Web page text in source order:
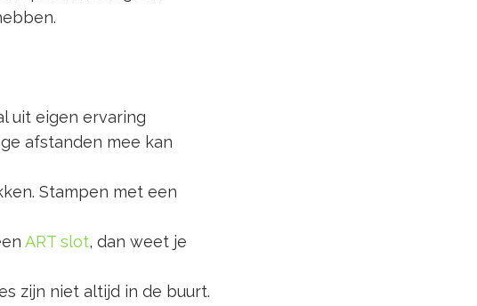
uit eigen ervaring
afstanden mee kan
Stampen met een
ART slot, dan weet je
zijn niet altijd in de buurt.